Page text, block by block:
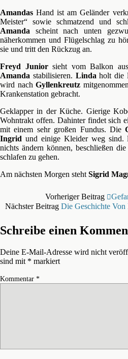
Amandas Hand ist am Geländer
Meister“ sowie schmatzend und
Amanda scheint nach unten
näherkommen und Flügelschlag zu
sie und tritt den Rückzug an.
Freyd Juniorsieht vom Balkon
Amanda stabilisieren. Linda holt die
wird nach Gyllenkreutz
Krankenstation gebracht.
Geklapper in der Küche. Gierige
Wohntrakt offen. Dahinter findet sich
mit einem sehr großen Fundus. Die
Ingrid und einige Kleider weg sind.
nichts ändern können, beschließen die
schlafen zu gehen.
Am nächsten Morgen steht Sigrid
Vorheriger Beitrag
Nächster Beitrag Die Geschichte
Schreibe einen
Deine E-Mail-Adresse wird nicht
sind mit * markiert
Kommentar *